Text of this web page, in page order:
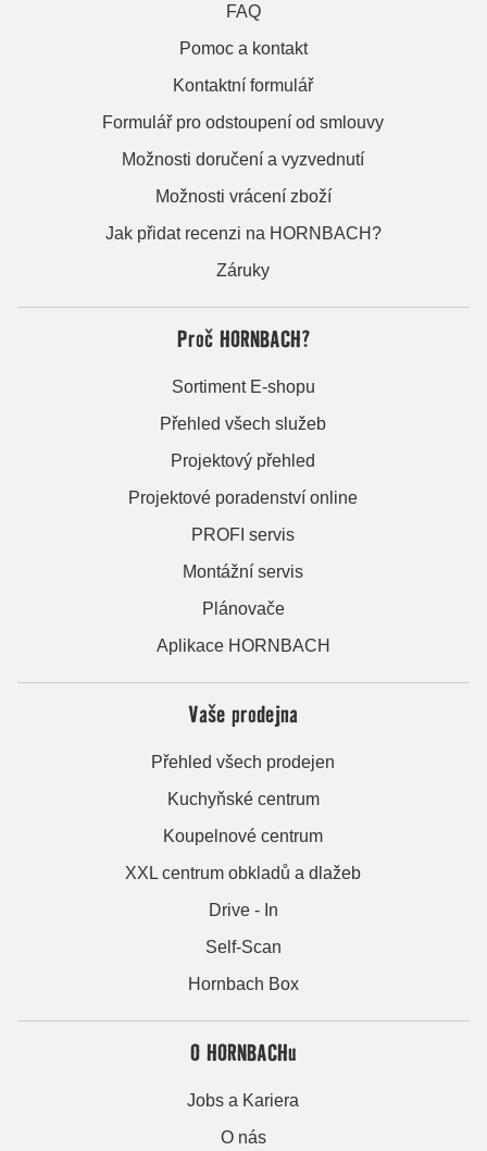
FAQ
Pomoc a kontakt
Kontaktní formulář
Formulář pro odstoupení od smlouvy
Možnosti doručení a vyzvednutí
Možnosti vrácení zboží
Jak přidat recenzi na HORNBACH?
Záruky
Proč HORNBACH?
Sortiment E-shopu
Přehled všech služeb
Projektový přehled
Projektové poradenství online
PROFI servis
Montážní servis
Plánovače
Aplikace HORNBACH
Vaše prodejna
Přehled všech prodejen
Kuchyňské centrum
Koupelnové centrum
XXL centrum obkladů a dlažeb
Drive - In
Self-Scan
Hornbach Box
O HORNBACHu
Jobs a Kariera
O nás